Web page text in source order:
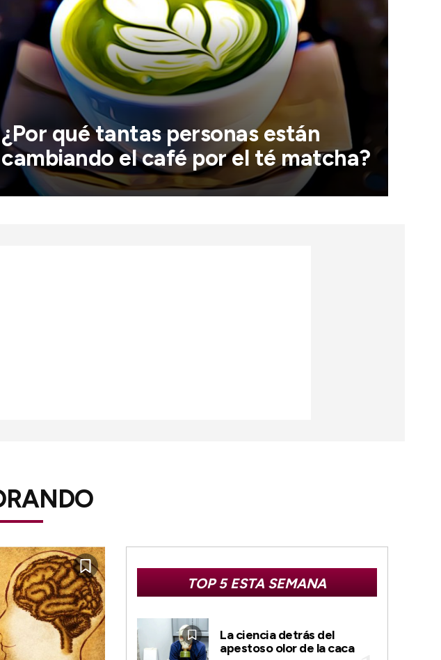
¿Por qué tantas personas están
cambiando el café por el té matcha?
TOP 5 ESTA SEMANA
La ciencia detrás del
apestoso olor de la caca